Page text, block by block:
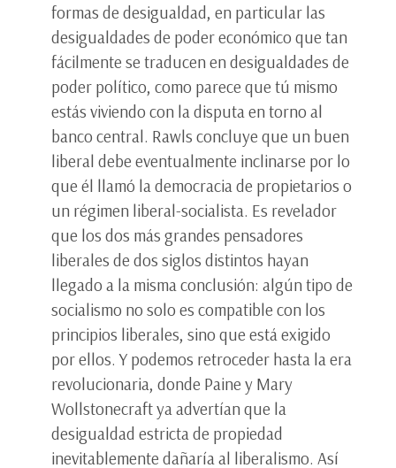
formas de desigualdad, en particular las
desigualdades de poder económico que tan
fácilmente se traducen en desigualdades de
poder político, como parece que tú mismo
estás viviendo con la disputa en torno al
banco central. Rawls concluye que un buen
liberal debe eventualmente inclinarse por lo
que él llamó la democracia de propietarios o
un régimen liberal-socialista. Es revelador
que los dos más grandes pensadores
liberales de dos siglos distintos hayan
llegado a la misma conclusión: algún tipo de
socialismo no solo es compatible con los
principios liberales, sino que está exigido
por ellos. Y podemos retroceder hasta la era
revolucionaria, donde Paine y Mary
Wollstonecraft ya advertían que la
desigualdad estricta de propiedad
inevitablemente dañaría al liberalismo. Así